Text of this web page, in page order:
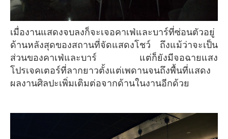
เมื่องานแสดงจบลงก็จะเจอคาเฟ่และบาร์ที่ซ่อนตัวอยู่
ด้านหลังสุดของสถานที่จัดแสดงโชว์ ถึงแม้ว่าจะเป็น
ส่วนของคาเฟ่และบาร์ แต่ก็ยังมีจอฉายแสง
โปรเจคเตอร์ที่ลากยาวตั้งแต่เพดานจนถึงพื้นที่แสดง
ผลงานศิลปะเพิ่มเติมต่อจากด้านในงานอีกด้วย